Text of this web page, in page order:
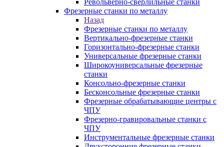
Револьверно-сверлильные станки
Фрезерные станки по металлу
Назад
Фрезерные станки по металлу
Вертикально-фрезерные станки
Горизонтально-фрезерные станки
Универсальные фрезерные станки
Широкоуниверсальные фрезерные
станки
Консольно-фрезерные станки
Бесконсольные фрезерные станки
Фрезерные обрабатывающие центры с
ЧПУ
Фрезерно-гравировальные станки с
ЧПУ
Инструментальные фрезерные станки